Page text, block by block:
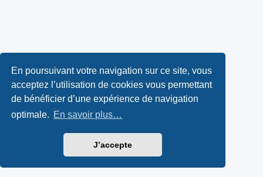
En poursuivant votre navigation sur ce site, vous
acceptez l’utilisation de cookies vous permettant
de bénéficier d’une expérience de navigation
optimale. En savoir plus…
J’accepte